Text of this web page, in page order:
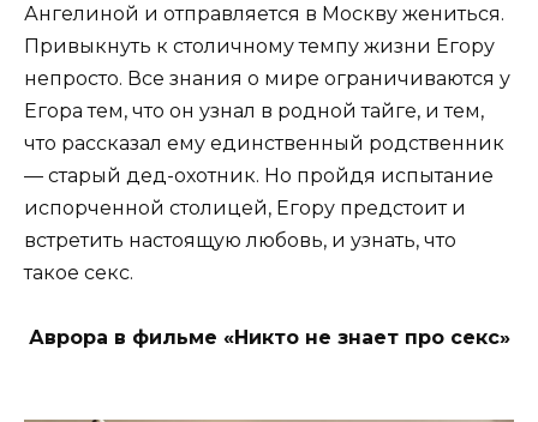
Ангелиной и отправляется в Москву жениться.
Привыкнуть к столичному темпу жизни Егору
непросто. Все знания о мире ограничиваются у
Егора тем, что он узнал в родной тайге, и тем,
что рассказал ему единственный родственник
— старый дед-охотник. Но пройдя испытание
испорченной столицей, Егору предстоит и
встретить настоящyю любовь, и узнать, что
такое секс.
Аврора в фильме «Никто не знает про секс»